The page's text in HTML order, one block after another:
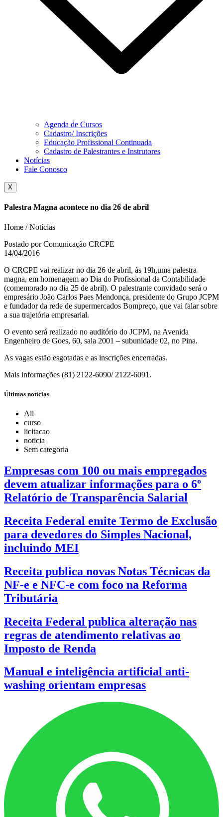
Agenda de Cursos
Cadastro/ Inscrições
Educação Profissional Continuada
Cadastro de Palestrantes e Instrutores
Notícias
Fale Conosco
X
Palestra Magna acontece no dia 26 de abril
Home / Notícias
Postado por Comunicação CRCPE
14/04/2016
O CRCPE vai realizar no dia 26 de abril, às 19h,uma palestra
magna, em homenagem ao Dia do Profissional da Contabilidade
(comemorado no dia 25 de abril). O palestrante convidado será o
empresário João Carlos Paes Mendonça, presidente do Grupo JCPM
e fundador da rede de supermercados Bompreço, que vai falar sobre
a sua trajetória empresarial.
O evento será realizado no auditório do JCPM, na Avenida
Engenheiro de Goes, 60, sala 2001 – subunidade 02, no Pina.
As vagas estão esgotadas e as inscrições encerradas.
Mais informações (81) 2122-6090/ 2122-6091.
Últimas notícias
All
curso
licitacao
noticia
Sem categoria
Empresas com 100 ou mais empregados
devem atualizar informações para o 6º
Relatório de Transparência Salarial
Receita Federal emite Termo de Exclusão
para devedores do Simples Nacional,
incluindo MEI
Receita publica novas Notas Técnicas da
NF-e e NFC-e com foco na Reforma
Tributária
Receita Federal publica alteração nas
regras de atendimento relativas ao
Imposto de Renda
Manual e inteligência artificial anti-
washing orientam empresas